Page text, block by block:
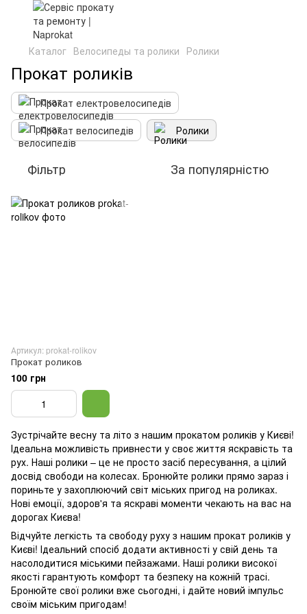
Каталог Велосипеды та ролики Ролики
Прокат роликів
Прокат електровелосипедів
Прокат велосипедів
Ролики
Фільтр За популярністю
Артикул: prokat-rolikov
Прокат роликов
100 грн
Зустрічайте весну та літо з нашим прокатом роликів у Києві!
Ідеальна можливість привнести у своє життя яскравість та
рух. Наші ролики – це не просто засіб пересування, а цілий
досвід свободи на колесах. Бронюйте ролики прямо зараз і
пориньте у захоплюючий світ міських пригод на роликах.
Нові емоції, здоров'я та яскраві моменти чекають на вас на
дорогах Києва!
Відчуйте легкість та свободу руху з нашим прокат роликів у
Києві! Ідеальний спосіб додати активності у свій день та
насолодитися міськими пейзажами. Наші ролики високої
якості гарантують комфорт та безпеку на кожній трасі.
Бронюйте свої ролики вже сьогодні, і дайте новий імпульс
своїм міським пригодам!